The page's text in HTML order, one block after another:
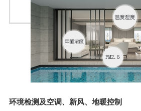
环境检测及空调、新风、地暖控制